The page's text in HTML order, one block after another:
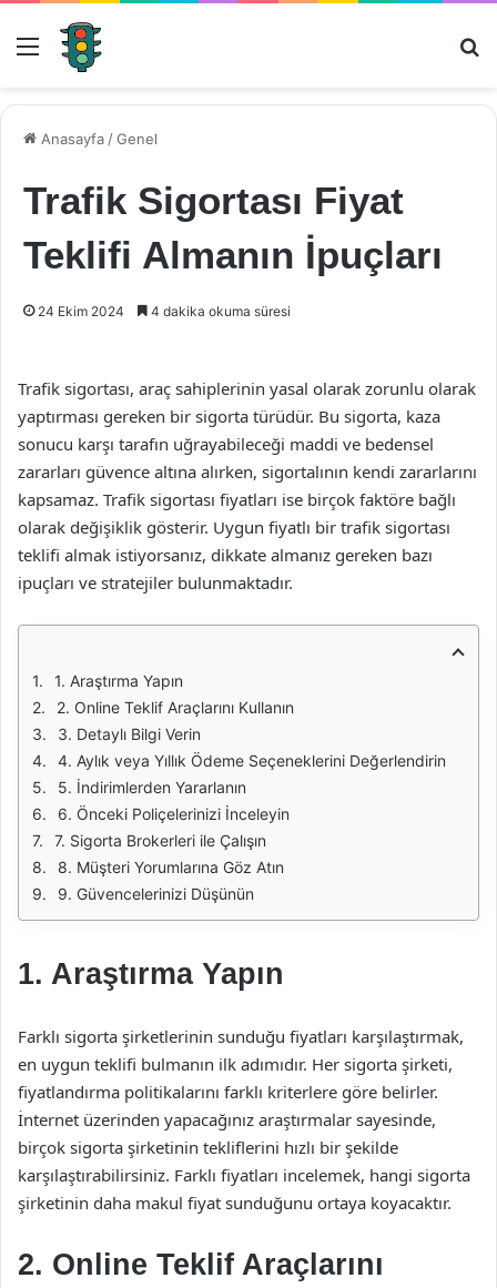
Menü
Anasayfa /Genel
Trafik Sigortası Fiyat
Teklifi Almanın İpuçları
24 Ekim 2024 4 dakika okuma süresi
Trafik sigortası, araç sahiplerinin yasal olarak zorunlu olarak
yaptırması gereken bir sigorta türüdür. Bu sigorta, kaza
sonucu karşı tarafın uğrayabileceği maddi ve bedensel
zararları güvence altına alırken, sigortalının kendi zararlarını
kapsamaz. Trafik sigortası fiyatları ise birçok faktöre bağlı
olarak değişiklik gösterir. Uygun fiyatlı bir trafik sigortası
teklifi almak istiyorsanız, dikkate almanız gereken bazı
ipuçları ve stratejiler bulunmaktadır.
1. Araştırma Yapın
2. Online Teklif Araçlarını Kullanın
3. Detaylı Bilgi Verin
4. Aylık veya Yıllık Ödeme Seçeneklerini Değerlendirin
5. İndirimlerden Yararlanın
6. Önceki Poliçelerinizi İnceleyin
7. Sigorta Brokerleri ile Çalışın
8. Müşteri Yorumlarına Göz Atın
9. Güvencelerinizi Düşünün
1. Araştırma Yapın
Farklı sigorta şirketlerinin sunduğu fiyatları karşılaştırmak,
en uygun teklifi bulmanın ilk adımıdır. Her sigorta şirketi,
fiyatlandırma politikalarını farklı kriterlere göre belirler.
İnternet üzerinden yapacağınız araştırmalar sayesinde,
birçok sigorta şirketinin tekliflerini hızlı bir şekilde
karşılaştırabilirsiniz. Farklı fiyatları incelemek, hangi sigorta
şirketinin daha makul fiyat sunduğunu ortaya koyacaktır.
2. Online Teklif Araçlarını